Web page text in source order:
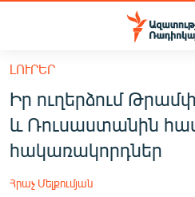
Մատչելիության
հիմնական
բովանդակությանը
Անցնել
հիմնական
մենյուին
ՀԱՅԱՍՏԱՆ
ՔԱՂԱՔԱԿԱՆ
ԼՈՒՐԵՐ
Իր ուղերձում
և Ռուսաստանին
հակառակորդներ
Հրաչ Մելքումյան